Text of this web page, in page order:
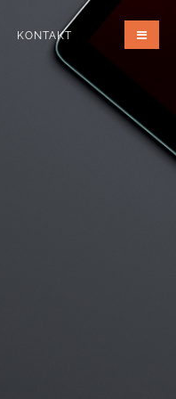
KONTAKT